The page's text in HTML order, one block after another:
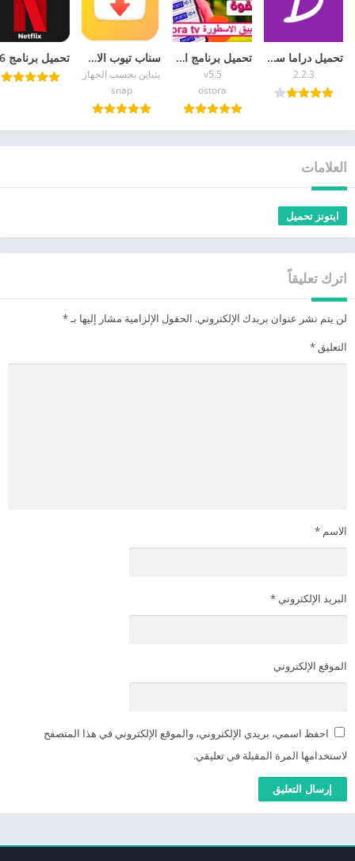
تحميل دراما سلاير للايفون Drama Slayer iOS 2026
2.2.3
تحميل برنامج الاسطورة لبث المباريات تنزيل تطبيق ostora tv 2026 بث مباشر
v5.5
ostora
سناب تيوب الاصلي الاصفر القديم 2026 تحميل Snaptube APK
يتباين بحسب الجهاز
snap
العلامات
ايتونز تحميل
اترك تعليقاً
لن يتم نشر عنوان بريدك الإلكتروني. الحقول الإلزامية مشار إليها بـ*
التعليق *
الاسم *
البريد الإلكتروني *
الموقع الإلكتروني
احفظ اسمي، بريدي الإلكتروني، والموقع الإلكتروني في هذا المتصفح
لاستخدامها المرة المقبلة في تعليقي.